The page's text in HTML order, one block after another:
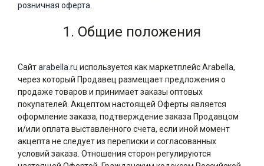
розничная оферта
1. Общие положения
Сайтarabella.ru используется как маркетплейс Arabella,
через который Продавец размещает предложения о
продаже товаров и принимает заказы оптовых
покупателей. Акцептом настоящей Оферты является
оформление заказа, подтверждение заказа Продавцом
и/или оплата выставленного счета, если иной момент
акцепта не следует из переписки и согласованных
условий заказа. Отношения сторон регулируются